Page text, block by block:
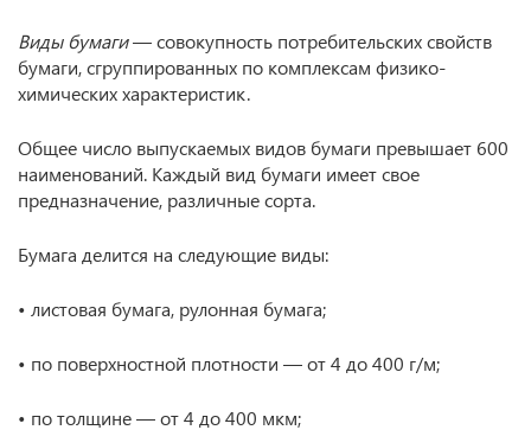
Виды бумаги— совокупность потребительских свойств
бумаги, сгруппированных по комплексам физико-
химических характеристик.
Общее число выпускаемых видов бумаги превышает 600
наименований. Каждый вид бумаги имеет свое
предназначение, различные сорта.
Бумага делится на следующие виды:
• листовая бумага, рулонная бумага;
• по поверхностной плотности — от 4 до 400 г/м;
• по толщине — от 4 до 400 мкм;